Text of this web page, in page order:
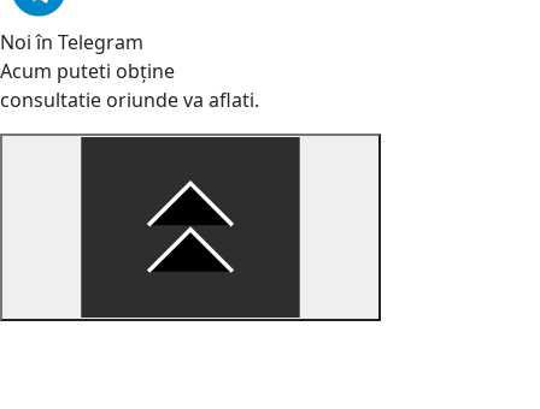
Noi în Telegram
Acum puteti obține
consultatie oriunde va aflati.